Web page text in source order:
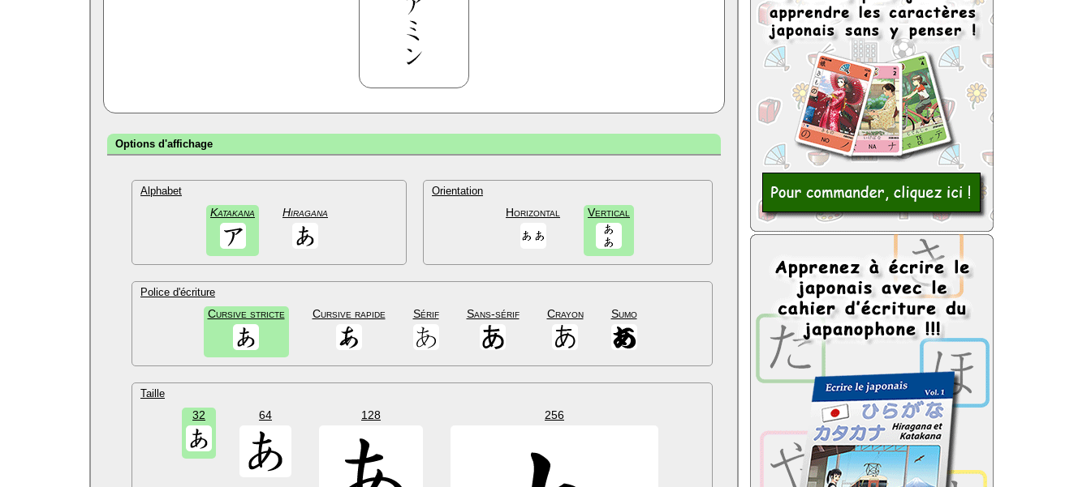
Options d'affichage
Alphabet
Katakana Hiragana
Orientation
Horizontal Vertical
Police d'écriture
Cursive stricte Cursive rapide Sérif Sans-sérif Crayon Sumo
Taille
32 64 128 256